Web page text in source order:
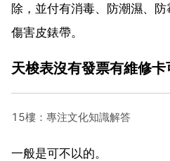
除，並付有消毒、防潮濕、
傷害皮錶帶。
天梭表沒有發票有維修
15樓：專注文化知識解答
一般是可不以的。